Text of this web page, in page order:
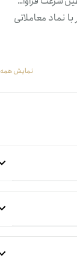
نماد معاملاتی
در محدوده ۲۰/۴۲ دلار رقم خورد. درحال‌حاضر، این رمزارز حدود ۸۳ درصد با سقف قیمت خود
نمایش همه